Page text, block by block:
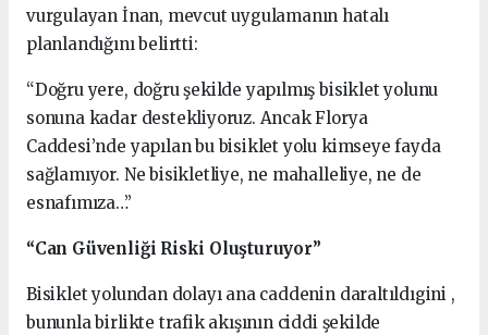
vurgulayan İnan, mevcut uygulamanın hatalı
planlandığını belirtti:
“Doğru yere, doğru şekilde yapılmış bisiklet yolunu
sonuna kadar destekliyoruz. Ancak Florya
Caddesi’nde yapılan bu bisiklet yolu kimseye fayda
sağlamıyor. Ne bisikletliye, ne mahalleliye, ne de
esnafımıza…”
“Can Güvenliği Riski Oluşturuyor”
Bisiklet yolundan dolayı ana caddenin daraltıldıgini ,
bununla birlikte trafik akışının ciddi şekilde